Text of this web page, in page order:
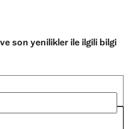
son yenilikler ile ilgili bilgi